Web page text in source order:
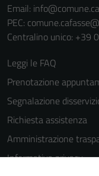
Email:
PEC:
Centralino unico: +39
Leggi le FAQ
Prenotazione
Segnalazione
Richiesta assistenza
Amministrazione
Informativa privacy